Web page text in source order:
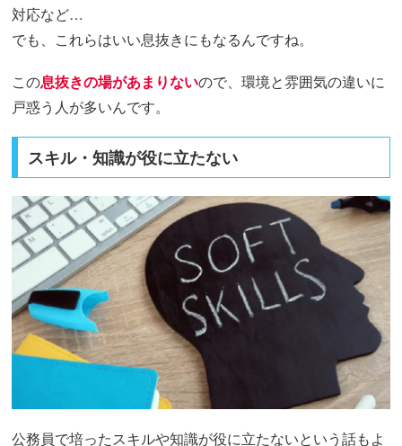
対応など…
でも、これらはいい息抜きにもなるんですね。
この息抜きの場があまりないので、環境と雰囲気の違いに
戸惑う人が多いんです。
スキル・知識が役に立たない
公務員で培ったスキルや知識が役に立たないという話もよ